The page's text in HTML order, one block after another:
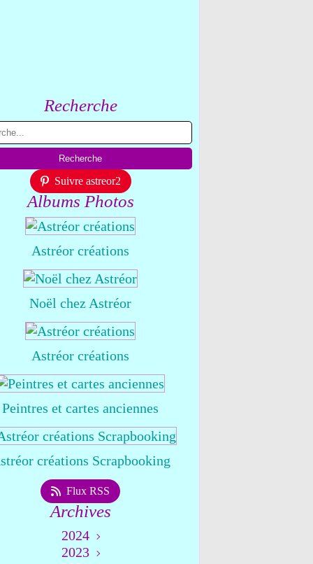
Recherche
Suivre astreor2
Albums Photos
Astréor créations
Noël chez Astréor
Astréor créations
Peintres et cartes anciennes
créations Scrapbooking
Flux RSS
Archives
2024
Août (1)
2023